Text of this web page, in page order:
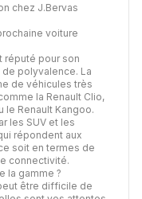
chez J.Bervas
voiture
réputé pour son
polyvalence. La
de véhicules très
la Renault Clio,
le Renault Kangoo.
les SUV et les
répondent aux
soit en termes de
connectivité.
la gamme ?
être difficile de